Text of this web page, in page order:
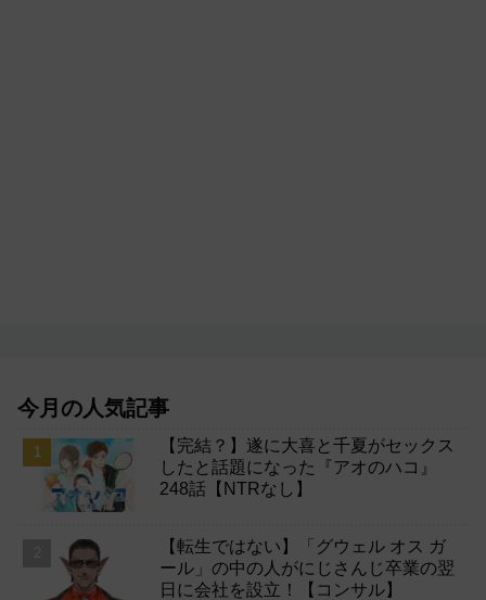
今月の人気記事
【完結？】遂に大喜と千夏がセックス
したと話題になった『アオのハコ』
248話【NTRなし】
【転生ではない】「グウェル オス ガ
ール」の中の人がにじさんじ卒業の翌
日に会社を設立！【コンサル】